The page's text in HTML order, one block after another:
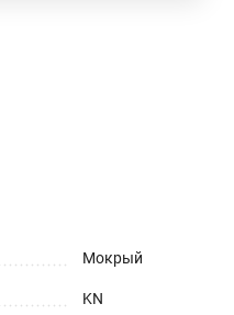
Мокрый
KN